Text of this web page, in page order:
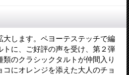
します。ペヨーテステッチで編
トに、ご好評の声を受け、第２弾
のクラシックタルトが仲間入り
にオレンジを添えた大人のチョ